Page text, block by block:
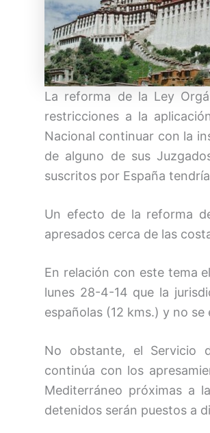
La reforma de la Ley
restricciones a la
Nacional continuar con la
de alguno de sus
suscritos por España
Un efecto de la reforma
apresados cerca de las
En relación con este tema
lunes 28-4-14 que la
españolas (12 kms.) y no
No obstante, el Servicio
continúa con los
Mediterráneo próximas a
detenidos serán puestos a